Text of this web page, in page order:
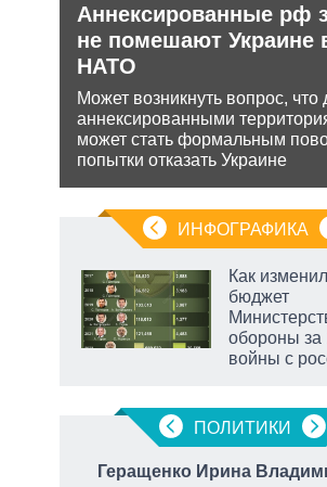
Аннексированные рф
не помешают Украине
НАТО
Может возникнуть вопрос, что
аннексированными
может стать формальным
попытки отказать Украине
ИНФОГРАФИКА
Как
бюджет
обороны за
войны с
ПОЛИТИКИ
Геращенко Ирина